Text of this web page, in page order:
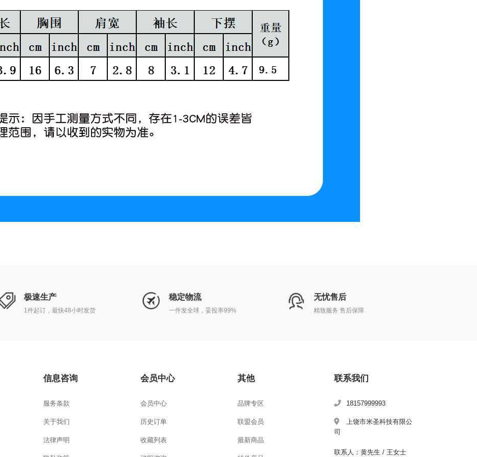
极速生产
1件起订，最快48小时发货
稳定物流
一件发全球，妥投率99%
无忧售后
精致服务 售后保障
信息咨询
服务条款
关于我们
法律声明
会员中心
会员中心
历史订单
收藏列表
其他
品牌专区
联盟会员
最新商品
联系我们
18157999993
上饶市米圣科技有限公
司
联系人：黄先生 / 王女士